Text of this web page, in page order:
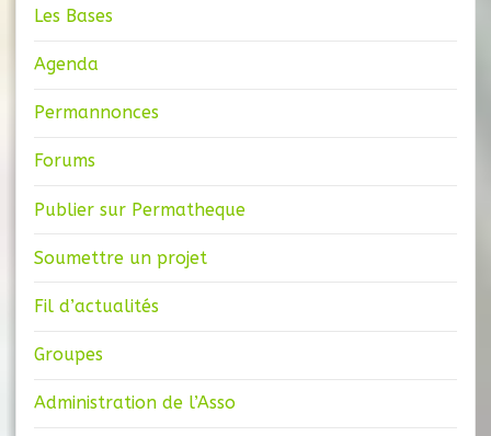
Les Bases
Agenda
Permannonces
Forums
Publier sur Permatheque
Soumettre un projet
Fil d’actualités
Groupes
Administration de l’Asso